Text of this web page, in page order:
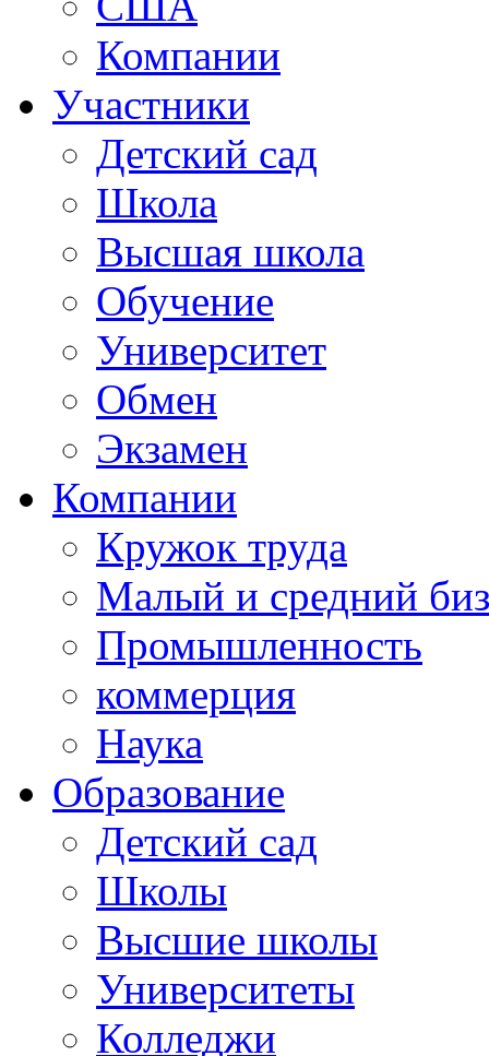
Компании
Участники
Детский сад
Школа
Высшая школа
Обучение
Университет
Обмен
Экзамен
Компании
Кружок труда
Малый и средний
Промышленность
коммерция
Наука
Образование
Детский сад
Школы
Высшие школы
Университеты
Колледжи